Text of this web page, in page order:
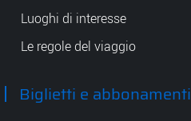
Luoghi di interesse
Le regole del viaggio
Biglietti e abbonamenti